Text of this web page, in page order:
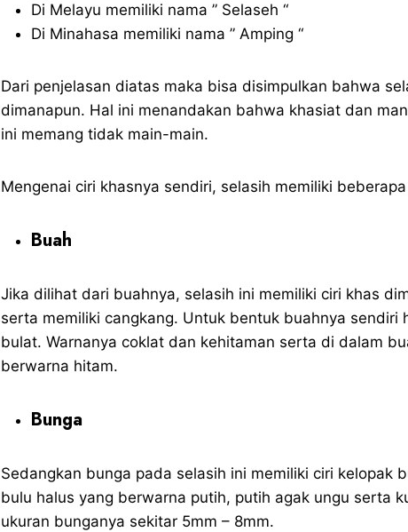
Di Melayu memiliki nama ” Selaseh “
Di Minahasa memiliki nama ” Amping “
Dari penjelasan diatas maka bisa disimpulkan bahwa
dimanapun. Hal ini menandakan bahwa khasiat dan
ini memang tidak main-main.
Mengenai ciri khasnya sendiri, selasih memiliki
Buah
Jika dilihat dari buahnya, selasih ini memiliki ciri khas
serta memiliki cangkang. Untuk bentuk buahnya sendiri
bulat. Warnanya coklat dan kehitaman serta di dalam
berwarna hitam.
Bunga
Sedangkan bunga pada selasih ini memiliki ciri kelopak
bulu halus yang berwarna putih, putih agak ungu serta
ukuran bunganya sekitar 5mm – 8mm.